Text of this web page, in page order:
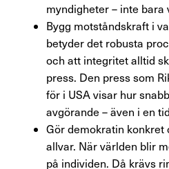
myndigheter – inte bara
Bygg motståndskraft i
betyder det robusta
och att integritet alltid
press. Den press som
för i USA visar hur
avgörande – även i en
Gör demokratin konkret
allvar. När världen blir
på individen. Då krävs